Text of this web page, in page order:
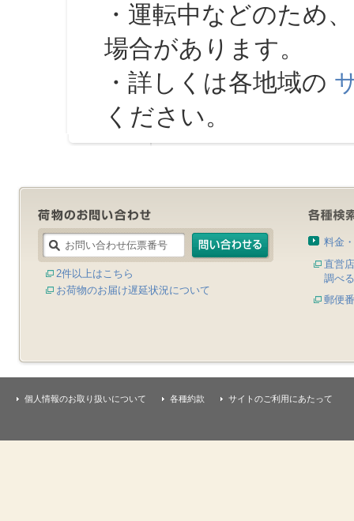
・運転中などのため
場合があります。
・詳しくは各地域の
ください。
2件以上はこちら
お荷物のお届け遅延状況について
料金
直営
調べる
郵便
個人情報のお取り扱いについて 各種約款 サイトのご利用にあたって